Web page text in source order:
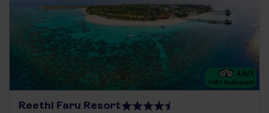
4.6/5
1481 hodnocení
Reethi Faru Resort